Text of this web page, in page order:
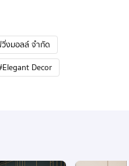
งมอลล์ จำกัด
Decor